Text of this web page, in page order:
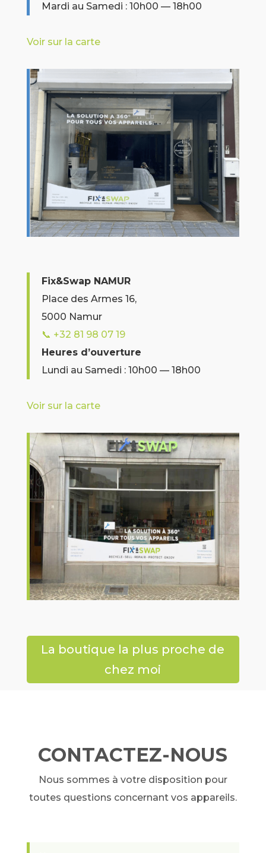
Mardi au Samedi : 10h00 — 18h00
Voir sur la carte
Fix&Swap NAMUR
Place des Armes 16,
5000 Namur
📞 +32 81 98 07 19
Heures d’ouverture
Lundi au Samedi : 10h00 — 18h00
Voir sur la carte
La boutique la plus proche de
chez moi
CONTACTEZ-NOUS
Nous sommes à votre disposition pour
toutes questions concernant vos appareils.